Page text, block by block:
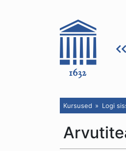
Kursused Logi